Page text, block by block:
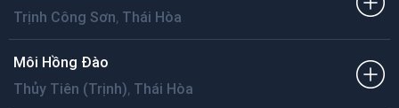
Trịnh Công Sơn, Thái Hòa
Môi Hồng Đào
Thủy Tiên (Trịnh), Thái Hòa